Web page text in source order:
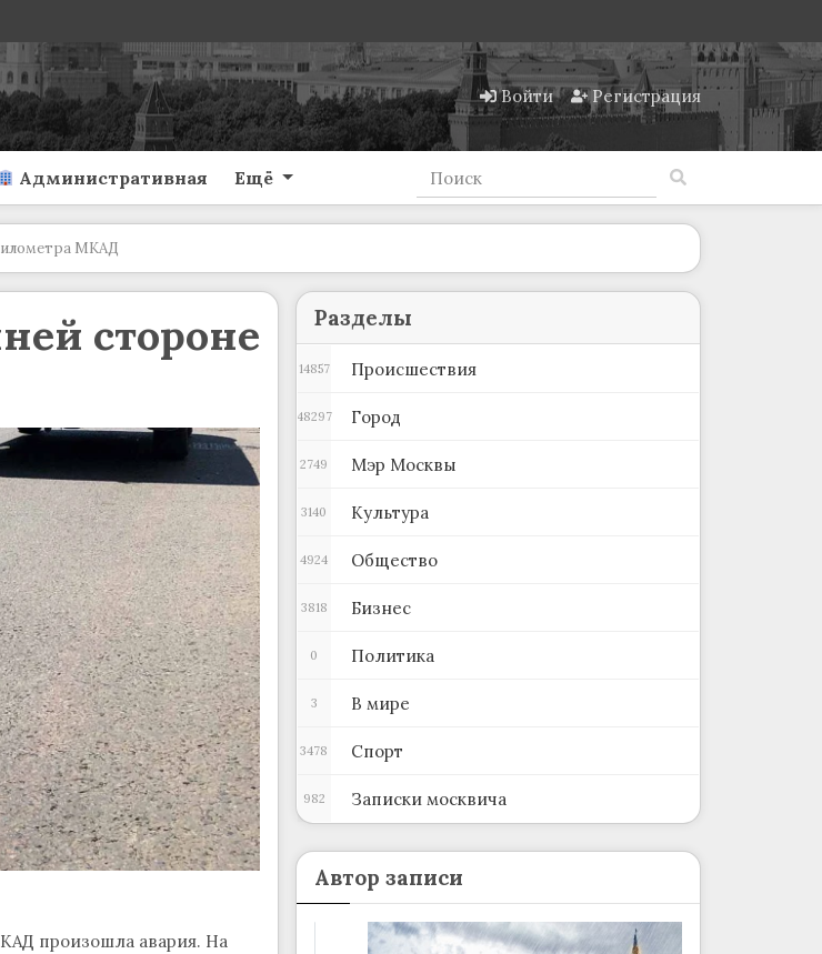
Войти Регистрация
Административная Ещё
МКАД
стороне
произошла авария. На
Разделы
Происшествия
14857
Город
48297
Мэр Москвы
2749
Культура
3140
Общество
4924
Бизнес
3818
Политика
0
В мире
3
Спорт
3478
Записки москвича
982
Автор записи